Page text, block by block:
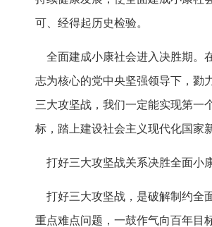
可、经得起历史检验。
全面建成小康社会进入决胜期。
志为核心的党中央坚强领导下，勠
三大攻坚战，我们一定能实现第一
标，踏上建设社会主义现代化国家
打好三大攻坚战关系决胜全面小
打好三大攻坚战，是破解制约全
重点难点问题，一鼓作气向百年目